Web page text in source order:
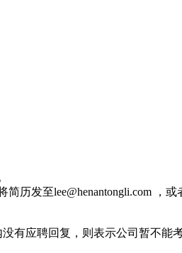
历发至lee@henantongli.com ，或
有应聘回复，则表示公司暂不